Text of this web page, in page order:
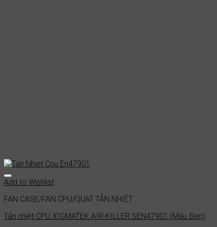
Add to Wishlist
FAN CASE/FAN CPU/QUẠT TẢN NHIỆT
Tản nhiệt CPU XIGMATEK AIR-KILLER SEN47901 (Màu Đen)